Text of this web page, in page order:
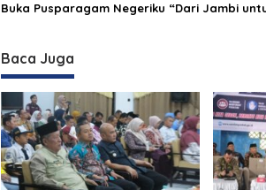
Buka Pusparagam Negeriku “Dari Jambi
Baca Juga